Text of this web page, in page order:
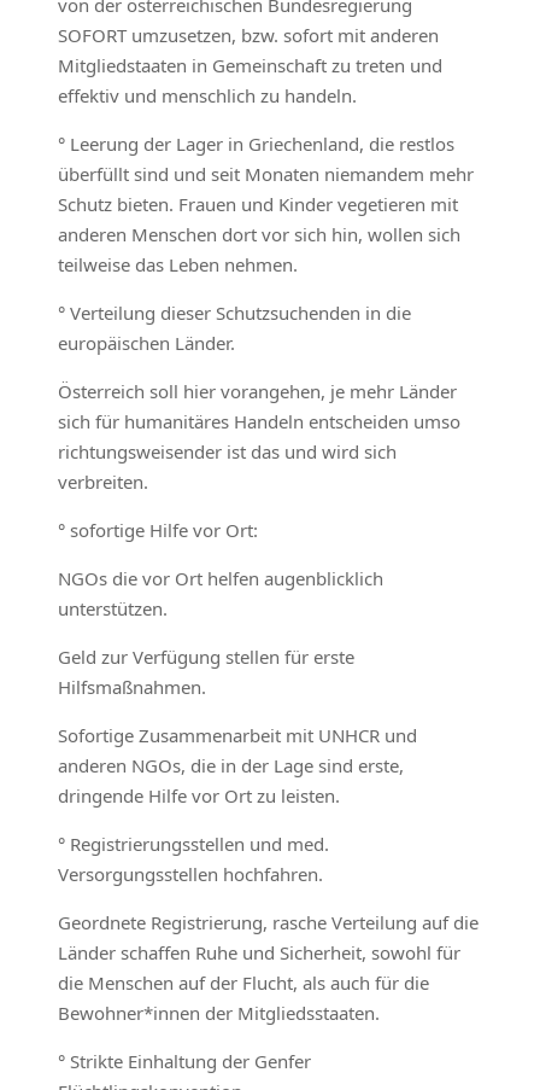
von der österreichischen Bundesregierung
SOFORT umzusetzen, bzw. sofort mit anderen
Mitgliedstaaten in Gemeinschaft zu treten und
effektiv und menschlich zu handeln.
° Leerung der Lager in Griechenland, die restlos
überfüllt sind und seit Monaten niemandem mehr
Schutz bieten. Frauen und Kinder vegetieren mit
anderen Menschen dort vor sich hin, wollen sich
teilweise das Leben nehmen.
° Verteilung dieser Schutzsuchenden in die
europäischen Länder.
Österreich soll hier vorangehen, je mehr Länder
sich für humanitäres Handeln entscheiden umso
richtungsweisender ist das und wird sich
verbreiten.
° sofortige Hilfe vor Ort:
NGOs die vor Ort helfen augenblicklich
unterstützen.
Geld zur Verfügung stellen für erste
Hilfsmaßnahmen.
Sofortige Zusammenarbeit mit UNHCR und
anderen NGOs, die in der Lage sind erste,
dringende Hilfe vor Ort zu leisten.
° Registrierungsstellen und med.
Versorgungsstellen hochfahren.
Geordnete Registrierung, rasche Verteilung auf die
Länder schaffen Ruhe und Sicherheit, sowohl für
die Menschen auf der Flucht, als auch für die
Bewohner*innen der Mitgliedsstaaten.
° Strikte Einhaltung der Genfer